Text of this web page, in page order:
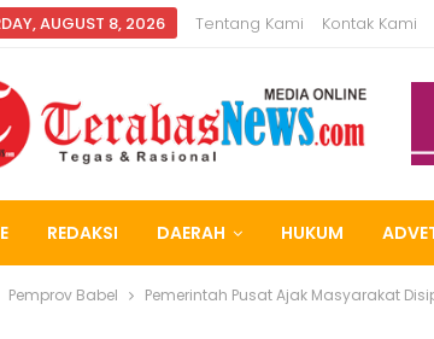
AUGUST 8, 2026 Tentang Kami Kontak Kami
REDAKSI DAERAH HUKUM
Pemprov Babel Pemerintah Pusat Ajak Masyarakat